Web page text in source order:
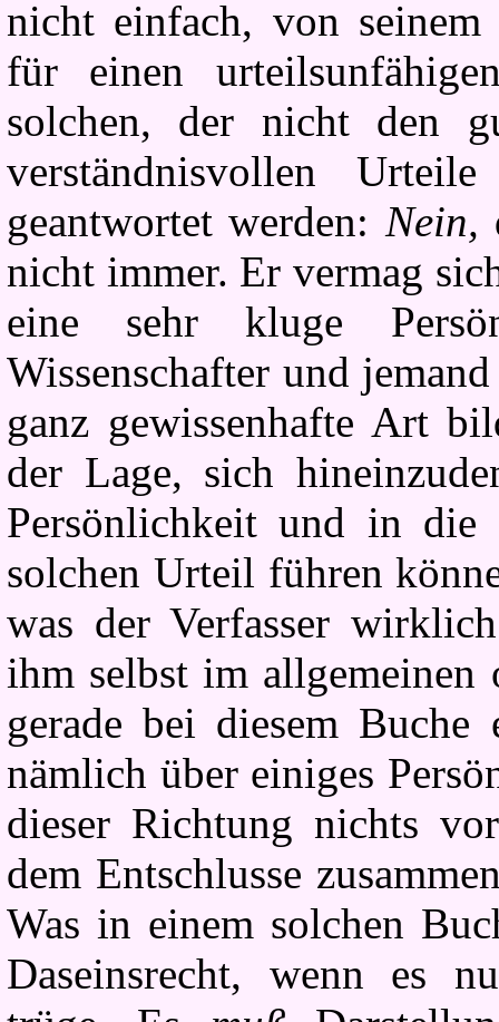
nicht einfach, von seinem
für einen
solchen, der nicht den
verständnisvollen
geantwortet werden: Nein,
nicht immer. Er vermag
eine sehr kluge
Wissenschafter und
ganz gewissenhafte Art
der Lage, sich
Persönlichkeit und in die
solchen Urteil führen
was der Verfasser
ihm selbst im allgemeinen
gerade bei diesem Buche
nämlich über einiges
dieser Richtung nichts
dem Entschlusse
Was in einem solchen
Daseinsrecht, wenn es